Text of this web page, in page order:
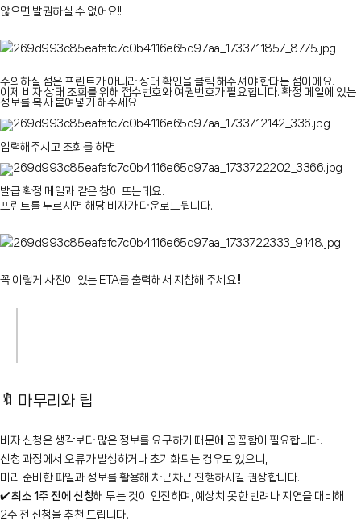
않으면 발권하실 수 없어요!!
주의하실 점은 프린트가 아니라 상태 확인을 클릭 해주셔야 한다는 점이에요.
이제 비자 상태 조회를 위해 접수번호와 여권번호가 필요합니다. 확정 메일에 있는
정보를 복사 붙여넣기 해주세요.
입력해주시고 조회를 하면
발급 확정 메일과 같은 창이 뜨는데요.
프린트를 누르시면 해당 비자가 다운로드됩니다.
꼭 이렇게 사진이 있는 ETA를 출력해서 지참해 주세요!!
🔖 마무리와 팁
비자 신청은 생각보다 많은 정보를 요구하기 때문에 꼼꼼함이 필요합니다.
신청 과정에서 오류가 발생하거나 초기화되는 경우도 있으니,
미리 준비한 파일과 정보를 활용해 차근차근 진행하시길 권장합니다.
✔️최소 1주 전에 신청해 두는 것이 안전하며, 예상치 못한 반려나 지연을 대비해
2주 전 신청을 추천 드립니다.